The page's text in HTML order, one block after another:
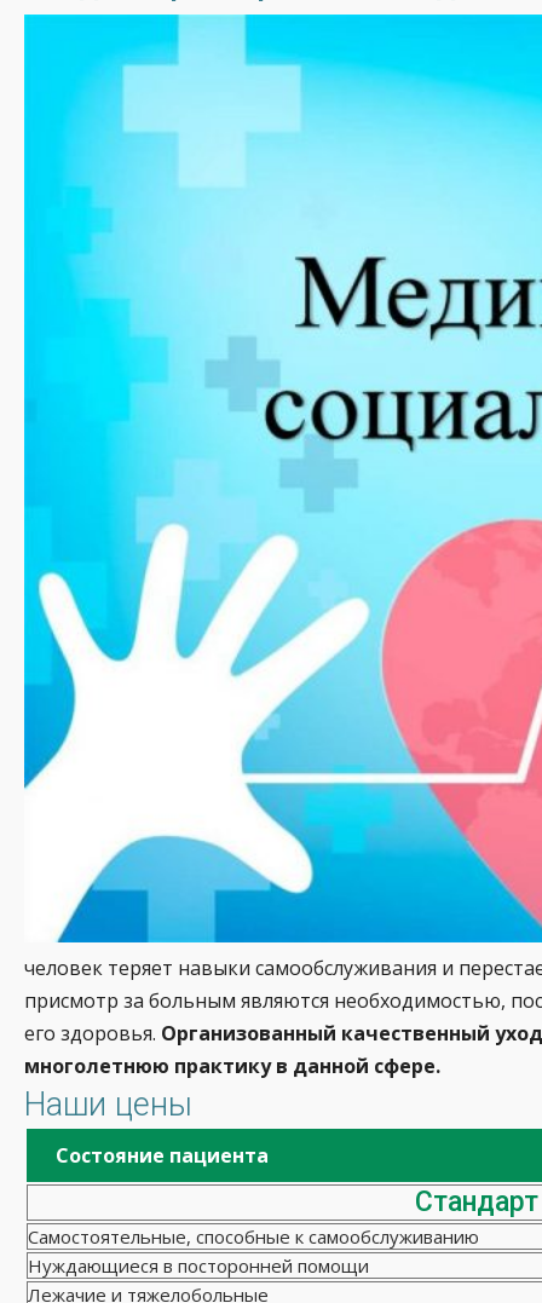
человек теряет навыки самообслуживания и
присмотр за больным являются необходимостью,
его здоровья. Организованный качественный
многолетнюю практику в данной сфере.
Наши цены
Состояние пациента
Стандарт
Самостоятельные, способные к самообслуживанию
Нуждающиеся в посторонней помощи
Лежачие и тяжелобольные